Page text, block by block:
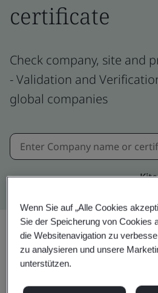
certificate
Check company, site and
- Validation and
global companies
Wenn Sie auf „Alle Cookies
Sie der Speicherung von Cookies
die Websitenavigation zu
zu analysieren und unsere
unterstützen.